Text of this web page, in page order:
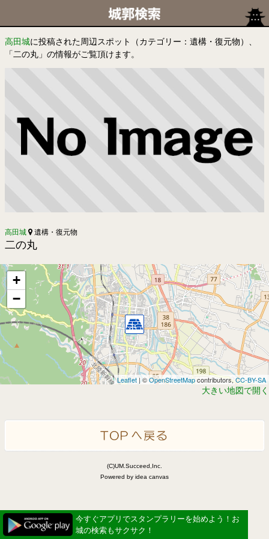
高田城に投稿された周辺スポット（カテゴリー：遺構・復元物）、
「二の丸」の情報がご覧頂けます。
高田城 遺構・復元物
二の丸
+
−
Leaflet | ©OpenStreetMapcontributors, CC-BY-SA
大きい地図で開く
(C)UM.Succeed,Inc.
Powered by idea canvas
今すぐアプリでスタンプラリーを始めよう！お
城の検索もサクサク！